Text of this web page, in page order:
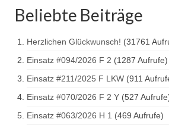
2015 LF 16 „verlässt“
Geschichte
historische Fotos
Ehemalige Fahrzeuge
Beliebte Beiträge
Herzlichen Glückwunsch! (31761
Einsatz #094/2026 F 2 (1287 Aufrufe)
Einsatz #211/2025 F LKW (911
Einsatz #070/2026 F 2 Y (527
Einsatz #063/2026 H 1 (469 Aufrufe)